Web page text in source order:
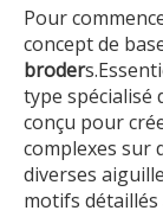
Pour
concept de
broder
type spécialisé
conçu pour
complexes sur
diverses
motifs